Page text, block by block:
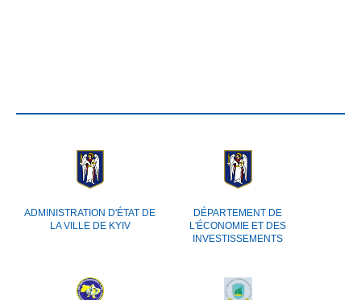
ADMINISTRATION D'ÉTAT DE
LA VILLE DE KYIV
DÉPARTEMENT DE
L'ÉCONOMIE ET DES
INVESTISSEMENTS